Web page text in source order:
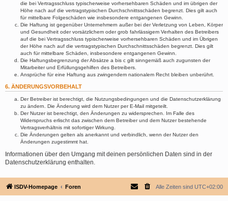
die bei Vertragsschluss typischerweise vorhersehbaren Schäden und im übrigen der
Höhe nach auf die vertragstypischen Durchschnittsschäden begrenzt. Dies gilt auch
für mittelbare Folgeschäden wie insbesondere entgangenen Gewinn.
Die Haftung ist gegenüber Unternehmern außer bei der Verletzung von Leben, Körper
und Gesundheit oder vorsätzlichem oder grob fahrlässigem Verhalten des Betreibers
auf die bei Vertragsschluss typischerweise vorhersehbaren Schäden und im Übrigen
der Höhe nach auf die vertragstypischen Durchschnittsschäden begrenzt. Dies gilt
auch für mittelbare Schäden, insbesondere entgangenen Gewinn.
Die Haftungsbegrenzung der Absätze a bis c gilt sinngemäß auch zugunsten der
Mitarbeiter und Erfüllungsgehilfen des Betreibers.
Ansprüche für eine Haftung aus zwingendem nationalem Recht bleiben unberührt.
6. ÄNDERUNGSVORBEHALT
Der Betreiber ist berechtigt, die Nutzungsbedingungen und die Datenschutzerklärung
zu ändern. Die Änderung wird dem Nutzer per E-Mail mitgeteilt.
Der Nutzer ist berechtigt, den Änderungen zu widersprechen. Im Falle des
Widerspruchs erlischt das zwischen dem Betreiber und dem Nutzer bestehende
Vertragsverhältnis mit sofortiger Wirkung.
Die Änderungen gelten als anerkannt und verbindlich, wenn der Nutzer den
Änderungen zugestimmt hat.
Informationen über den Umgang mit deinen persönlichen Daten sind in der
Datenschutzerklärung enthalten.
ISDV-Homepage Foren Alle Zeiten sind UTC+02:00